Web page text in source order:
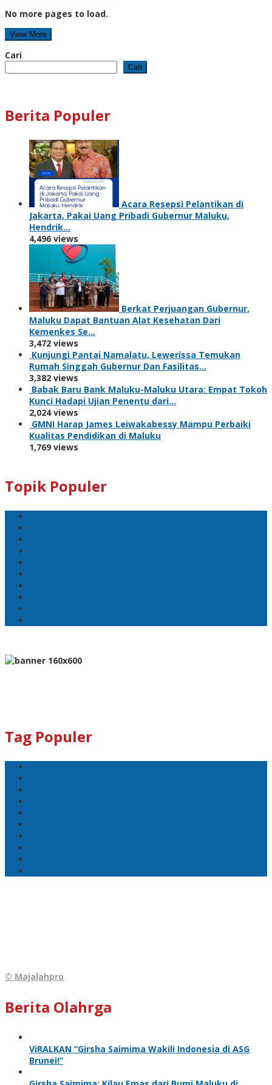
No more pages to load.
View More
Cari
Cari
Berita Populer
Acara Resepsi Pelantikan di
Jakarta, Pakai Uang Pribadi Gubernur Maluku,
Hendrik…
4,496 views
Berkat Perjuangan Gubernur,
Maluku Dapat Bantuan Alat Kesehatan Dari
Kemenkes Se…
3,472 views
Kunjungi Pantai Namalatu, Lewerissa Temukan
Rumah Singgah Gubernur Dan Fasilitas…
3,382 views
Babak Baru Bank Maluku-Maluku Utara: Empat Tokoh
Kunci Hadapi Ujian Penentu dari…
2,024 views
GMNI Harap James Leiwakabessy Mampu Perbaiki
Kualitas Pendidikan di Maluku
1,769 views
Topik Populer
Tag Populer
© Majalahpro
Berita Olahrga
ViRALKAN “Girsha Saimima Wakili Indonesia di ASG
Brunei!”